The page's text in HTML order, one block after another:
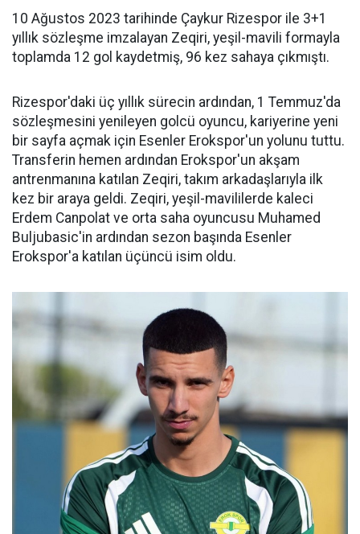
10 Ağustos 2023 tarihinde Çaykur Rizespor ile 3+1
yıllık sözleşme imzalayan Zeqiri, yeşil-mavili formayla
toplamda 12 gol kaydetmiş, 96 kez sahaya çıkmıştı.
Rizespor'daki üç yıllık sürecin ardından, 1 Temmuz'da
sözleşmesini yenileyen golcü oyuncu, kariyerine yeni
bir sayfa açmak için Esenler Erokspor'un yolunu tuttu.
Transferin hemen ardından Erokspor'un akşam
antrenmanına katılan Zeqiri, takım arkadaşlarıyla ilk
kez bir araya geldi. Zeqiri, yeşil-mavililerde kaleci
Erdem Canpolat ve orta saha oyuncusu Muhamed
Buljubasic'in ardından sezon başında Esenler
Erokspor'a katılan üçüncü isim oldu.